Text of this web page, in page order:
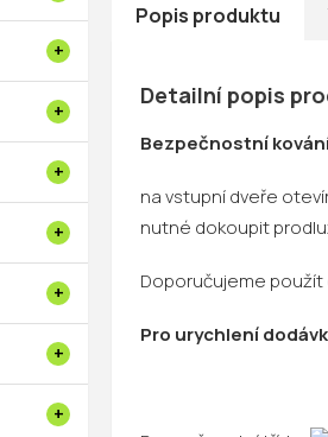
Popis produktu
Detailní popis
Bezpečnostní
na vstupní dveře
nutné dokoupit
Doporučujeme použít
Pro urychlení